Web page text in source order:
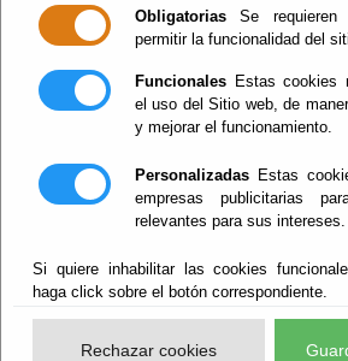
Obligatorias Se requieren
permitir la funcionalidad del
Funcionales Estas cookies
el uso del Sitio web, de
y mejorar el funcionamiento.
Personalizadas Estas
empresas publicitarias
relevantes para sus intereses.
Si quiere inhabilitar las cookies
haga click sobre el botón correspondiente.
Rechazar cookies
Declaración intereses